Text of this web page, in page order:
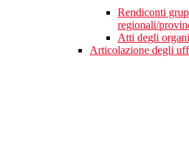
Rendiconti
regionali/
Atti degli
Articolazione degli